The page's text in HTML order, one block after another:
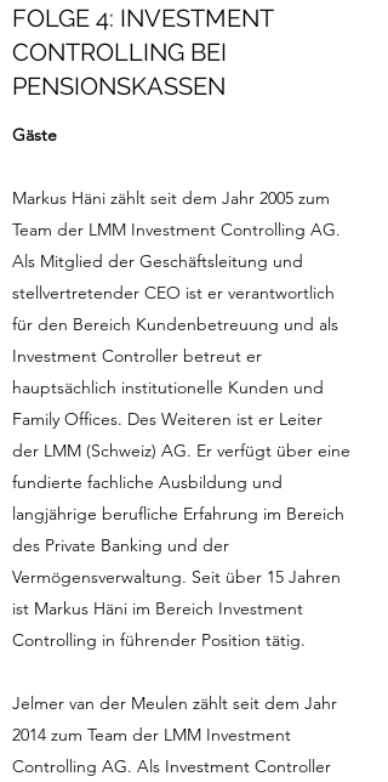
FOLGE 4: INVESTMENT
CONTROLLING BEI
PENSIONSKASSEN
Gäste
Markus Häni zählt seit dem Jahr 2005 zum
Team der LMM Investment Controlling AG.
Als Mitglied der Geschäftsleitung und
stellvertretender CEO ist er verantwortlich
für den Bereich Kundenbetreuung und als
Investment Controller betreut er
hauptsächlich institutionelle Kunden und
Family Offices. Des Weiteren ist er Leiter
der LMM (Schweiz) AG. Er verfügt über eine
fundierte fachliche Ausbildung und
langjährige berufliche Erfahrung im Bereich
des Private Banking und der
Vermögensverwaltung. Seit über 15 Jahren
ist Markus Häni im Bereich Investment
Controlling in führender Position tätig.
Jelmer van der Meulen zählt seit dem Jahr
2014 zum Team der LMM Investment
Controlling AG. Als Investment Controller